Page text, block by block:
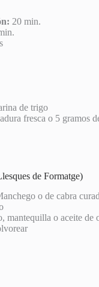
20 min.
de trigo
fresca o 5 gramos
de Formatge)
o de cabra
mantequilla o aceite